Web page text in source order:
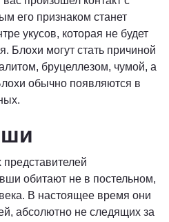
его признаком станет
укусов, которая не будет
Блохи могут стать причиной
бруцеллезом, чумой, а
обычно появляются в
обитают не в постельном,
В настоящее время они
абсолютно не следящих за